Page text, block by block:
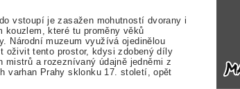
vstoupí je zasažen mohutností dvorany i
kouzlem, které tu proměny věků
Národní muzeum využívá ojedinělou
oživit tento prostor, kdysi zdobený díly
mistrů a rozeznívaný údajně jedněmi z
varhan Prahy sklonku 17. století, opět